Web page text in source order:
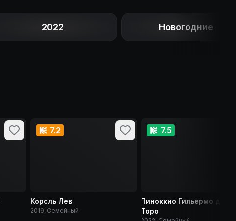
2022 Новогодние
7.2
Король Лев
2019, Семейный
7.5
Пиноккио Гильермо дель
Торо